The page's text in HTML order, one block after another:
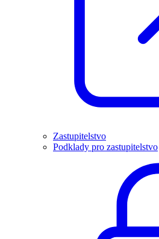
Zastupitelstvo
Podklady pro zastupitelstvo